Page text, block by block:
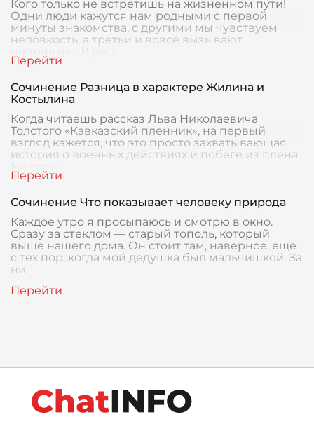
Кого только не встретишь на жизненном пути!
Одни люди кажутся нам родными с первой
минуты знакомства, с другими мы чувствуем
неловкость, а третьи и вовсе вызывают
неприязнь. В расс
Сочинение Разница в характере Жилина и
Костылина
Когда читаешь рассказ Льва Николаевича
Толстого «Кавказский пленник», на первый
взгляд кажется, что это просто захватывающая
история о военных действиях и побеге из плена.
Но если
Сочинение Что показывает человеку природа
Каждое утро я просыпаюсь и смотрю в окно.
Сразу за стеклом — старый тополь, который
выше нашего дома. Он стоит там, наверное, ещё
с тех пор, когда мой дедушка был мальчишкой. За
ни